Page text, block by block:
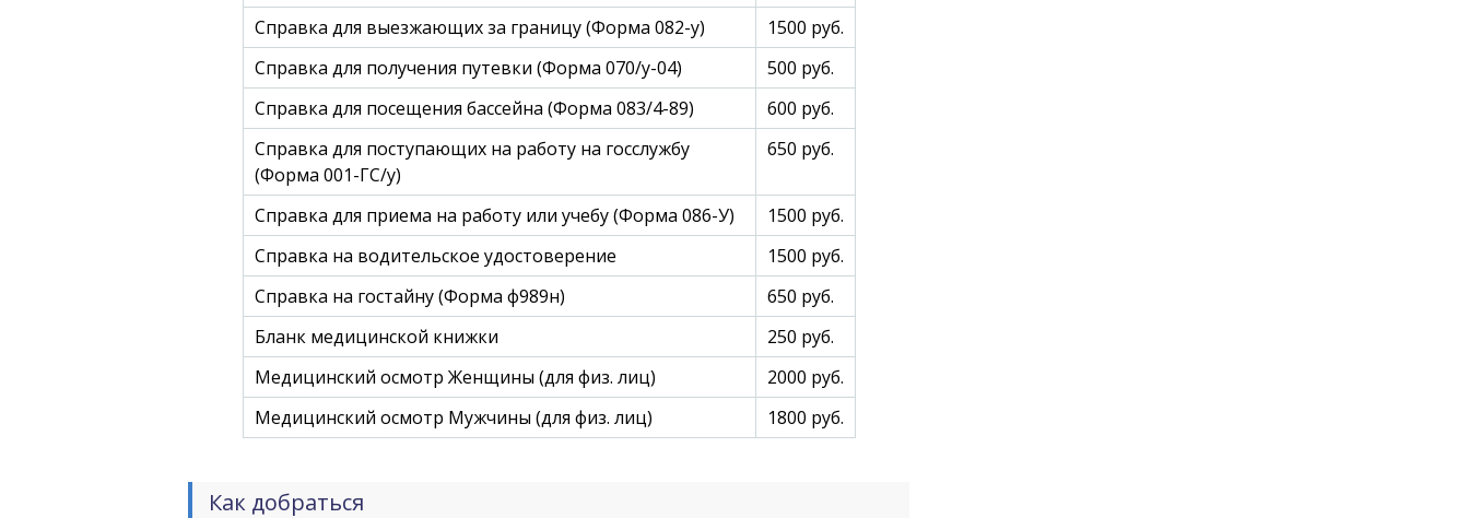
Справка для выезжающих за границу (Форма 082-у)
1500 руб.
Справка для получения путевки (Форма 070/у-04)
500 руб.
Справка для посещения бассейна (Форма 083/4-89)
600 руб.
Справка для поступающих на работу на госслужбу
(Форма 001-ГС/у)
650 руб.
Справка для приема на работу или учебу (Форма 086-У)
1500 руб.
Справка на водительское удостоверение
1500 руб.
Справка на гостайну (Форма ф989н)
650 руб.
Бланк медицинской книжки
250 руб.
Медицинский осмотр Женщины (для физ. лиц)
2000 руб.
Медицинский осмотр Мужчины (для физ. лиц)
1800 руб.
Как добраться